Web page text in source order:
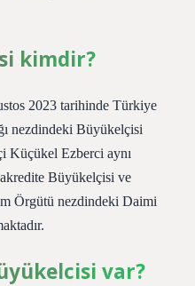
kimdir?
2023 tarihinde Türkiye
nezdindeki Büyükelçisi
Küçükel Ezberci aynı
Büyükelçisi ve
Örgütü nezdindeki Daimi
var?